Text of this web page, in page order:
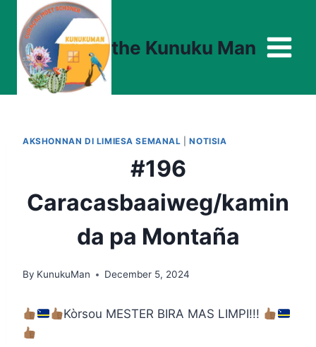
content
the Kunuku Man
AKSHONNAN DI LIMIESA SEMANAL |NOTISIA
#196
Caracasbaaiweg/kamin
da pa Montaña
By KunukuMan December 5, 2024
Kòrsou MESTER BIRA MAS LIMPI!!!